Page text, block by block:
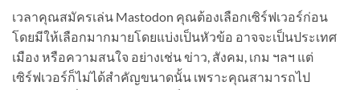
เวลาคุณสมัครเล่น Mastodon คุณต้องเลือกเซิร์ฟเวอร์ก่อน
โดยมีให้เลือกมากมายโดยแบ่งเป็นหัวข้อ อาจจะเป็นประเทศ
เมือง หรือความสนใจ อย่างเช่น ข่าว, สังคม, เกม ฯลฯ แต่
เซิร์ฟเวอร์ก็ไม่ได้สำคัญขนาดนั้น เพราะคุณสามารถไป